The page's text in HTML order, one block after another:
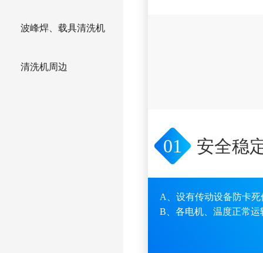
波峰焊、载具清洗机
清洗机周边
01 安全稳
A、设有传动设备防卡死
B、各电机、温度正常